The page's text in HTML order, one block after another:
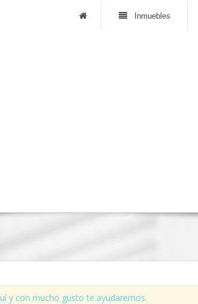
Inmuebles
y con mucho gusto te ayudaremos.